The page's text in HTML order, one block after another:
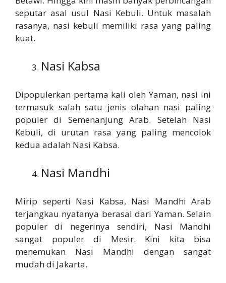
seputar asal usul Nasi Kebuli. Untuk masalah
rasanya, nasi kebuli memiliki rasa yang paling
kuat.
Nasi Kabsa
Dipopulerkan pertama kali oleh Yaman, nasi ini
termasuk salah satu jenis olahan nasi paling
populer di Semenanjung Arab. Setelah Nasi
Kebuli, di urutan rasa yang paling mencolok
kedua adalah Nasi Kabsa.
Nasi Mandhi
Mirip seperti Nasi Kabsa, Nasi Mandhi Arab
terjangkau nyatanya berasal dari Yaman. Selain
populer di negerinya sendiri, Nasi Mandhi
sangat populer di Mesir. Kini kita bisa
menemukan Nasi Mandhi dengan sangat
mudah di Jakarta.